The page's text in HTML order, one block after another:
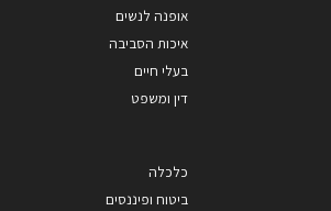
אופנה לנשים
איכות הסביבה
בעלי חיים
דין ומשפט
כלכלה
ביטוח ופיננסים